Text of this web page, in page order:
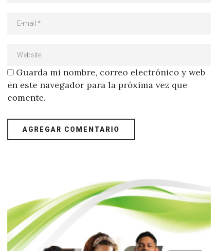
Guarda mi nombre, correo electrónico y web
en este navegador para la próxima vez que
comente.